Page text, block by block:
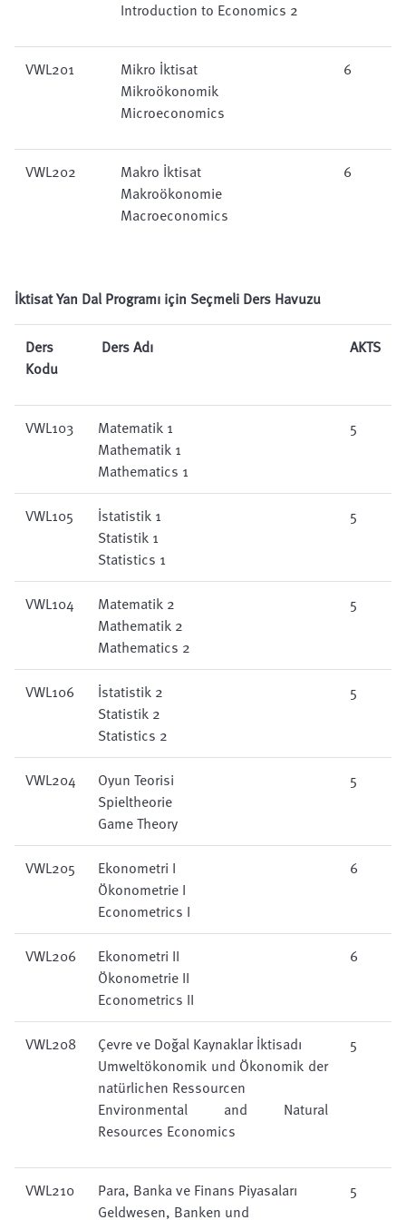
Introduction to Economics 2
VWL201
Mikro İktisat
Mikroökonomik
Microeconomics
6
VWL202
Makro İktisat
Makroökonomie
Macroeconomics
6
İktisat Yan Dal Programı için Seçmeli Ders Havuzu
Ders
Kodu
Ders Adı AKTS
VWL103
Matematik 1
Mathematik 1
Mathematics 1
5
VWL105
İstatistik 1
Statistik 1
Statistics 1
5
VWL104
Matematik 2
Mathematik 2
Mathematics 2
5
VWL106
İstatistik 2
Statistik 2
Statistics 2
5
VWL204
Oyun Teorisi
Spieltheorie
Game Theory
5
VWL205
Ekonometri I
Ökonometrie I
Econometrics I
6
VWL206
Ekonometri II
Ökonometrie II
Econometrics II
6
VWL208
Çevre ve Doğal Kaynaklar İktisadı
Umweltökonomik und Ökonomik der
natürlichen Ressourcen
Environmental and Natural
Resources Economics
5
VWL210
Para, Banka ve Finans Piyasaları
Geldwesen, Banken und
5